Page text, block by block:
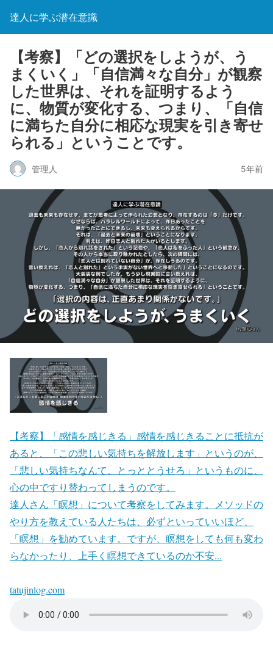
達人に学ぶ潜在意識
【考察】「どの選択をしようが、う
まくいく」「自信満々な自分」が観察
した世界は、それを証明するよう
に、物質が変化する、つまり、「自信
に満ちた自分に相応な現実を引き寄せ
られる」ということです。
管理人 5年前
【考察】「感情を感じきる」感情を感じきることに抵抗が
あると、「この悲しい気持ちを解放します」というのが、
「悲しい気持ちなんて、とっととうせろ」というものに、
心の中ですり替わってしまうのです。
達人さん「瞑想」について考察をしてみます。メソッドの
やり方を教えている人たちは、必ずといっていいほど、
「瞑想」を勧めています。ですが、瞑想をしても何も変わ
らなかったり、上手く瞑想できているのか不安...
tatujinlog.com